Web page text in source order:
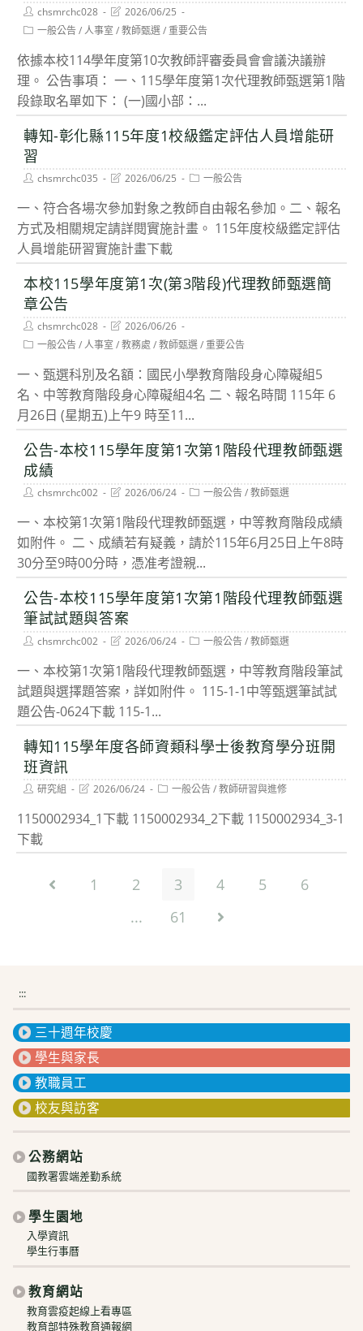
Post
author:
chsmrchc028
Post
last
modified:
2026/06/25
Post一般公告/人事室 /教師甄選/重要公告
依據本校114學年度第10次教師評審委員會會議決議辦
理。 公告事項： 一、115學年度第1次代理教師甄選第1階
段錄取名單如下： (一)國小部：...
轉知-彰化縣115年度1校級鑑定評估人員增能研
習
Postchsmrchc035
Post
modified:
2026/06/25
Post一般公告
一、符合各場次參加對象之教師自由報名參加。二、報名
方式及相關規定請詳閱實施計畫。 115年度校級鑑定評估
人員增能研習實施計畫下載
本校115學年度第1次(第3階段)代理教師甄選簡
章公告
Post
author:
chsmrchc028
Post
last
modified:
2026/06/26
Post一般公告/人事室 /教務處 /教師甄選/重要公告
一、甄選科別及名額：國民小學教育階段身心障礙組5
名、中等教育階段身心障礙組4名 二、報名時間 115年 6
月26日 (星期五)上午9 時至11...
公告-本校115學年度第1次第1階段代理教師甄選
成績
Postchsmrchc002
Post
modified:
2026/06/24
Post一般公告/教師甄選
一、本校第1次第1階段代理教師甄選，中等教育階段成績
如附件。 二、成績若有疑義，請於115年6月25日上午8時
30分至9時00分時，憑准考證親...
公告-本校115學年度第1次第1階段代理教師甄選
筆試試題與答案
Postchsmrchc002
Post
modified:
2026/06/24
Post一般公告/教師甄選
一、本校第1次第1階段代理教師甄選，中等教育階段筆試
試題與選擇題答案，詳如附件。 115-1-1中等甄選筆試試
題公告-0624下載 115-1...
轉知115學年度各師資類科學士後教育學分班開
班資訊
Post研究組
Post
modified:
2026/06/24
Post一般公告/教師研習與進修
1150002934_1下載 1150002934_2下載 1150002934_3-1
下載
Go to the previous page
1 2 3 4 5
6
...
61 Go to the next page
:::
三十週年校慶
學生與家長
教職員工
校友與訪客
公務網站
國教署雲端差勤系統
學生園地
入學資訊
學生行事曆
教育網站
教育雲疫起線上看專區
教育部特殊教育通報網